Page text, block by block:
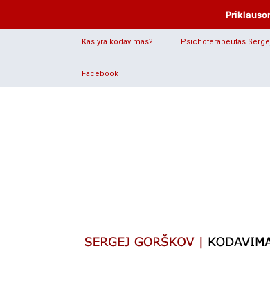
Kas yra kodavimas? Psichoterapeutas
Facebook